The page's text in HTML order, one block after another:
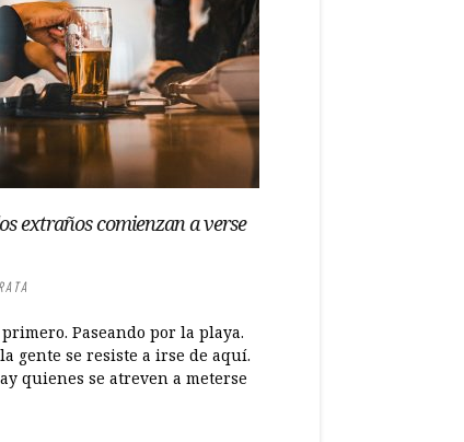
extraños comienzan a verse
Paseando por la playa.
gente se resiste a irse de aquí.
quienes se atreven a meterse